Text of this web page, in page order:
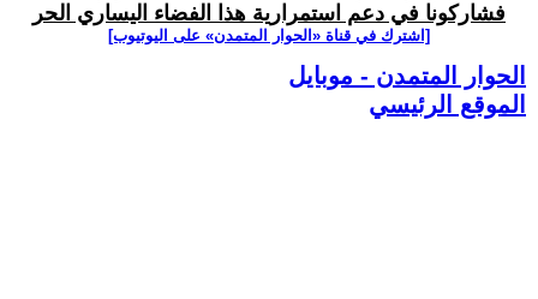
فشاركونا في دعم استمرارية هذا الفضاء اليساري الحر
[اشترك في قناة ‫«الحوار المتمدن» على اليوتيوب]
الحوار المتمدن - موبايل
الموقع الرئيسي